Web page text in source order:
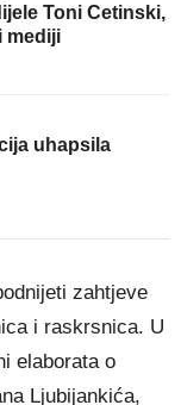
Toni Cetinski,
mediji
uhapsila
zahtjeve
i raskrsnica. U
elaborata o
Ljubijankića,